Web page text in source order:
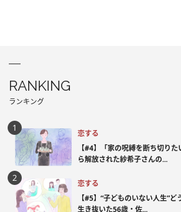
RANKING
ランキング
恋する
【#4】「家の呪縛を断ち切り
ら解放された紗希子さんの...
恋する
【#5】“子どものいない人生”
生き抜いた56歳・佐...